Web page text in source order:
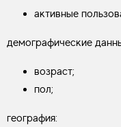
активные
демографические
возраст;
пол;
география: